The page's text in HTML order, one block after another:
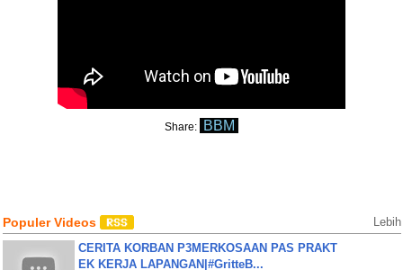
Share: BBM
Populer Videos Lebih
CERITA KORBAN P3MERKOSAAN PAS PRAKT
EK KERJA LAPANGAN|#GritteB...